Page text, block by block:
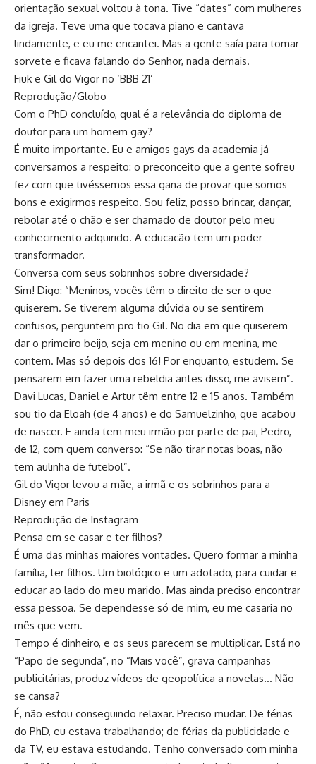
orientação sexual voltou à tona. Tive “dates” com mulheres
da igreja. Teve uma que tocava piano e cantava
lindamente, e eu me encantei. Mas a gente saía para tomar
sorvete e ficava falando do Senhor, nada demais.
Fiuk e Gil do Vigor no ‘BBB 21’
Reprodução/Globo
Com o PhD concluído, qual é a relevância do diploma de
doutor para um homem gay?
É muito importante. Eu e amigos gays da academia já
conversamos a respeito: o preconceito que a gente sofreu
fez com que tivéssemos essa gana de provar que somos
bons e exigirmos respeito. Sou feliz, posso brincar, dançar,
rebolar até o chão e ser chamado de doutor pelo meu
conhecimento adquirido. A educação tem um poder
transformador.
Conversa com seus sobrinhos sobre diversidade?
Sim! Digo: “Meninos, vocês têm o direito de ser o que
quiserem. Se tiverem alguma dúvida ou se sentirem
confusos, perguntem pro tio Gil. No dia em que quiserem
dar o primeiro beijo, seja em menino ou em menina, me
contem. Mas só depois dos 16! Por enquanto, estudem. Se
pensarem em fazer uma rebeldia antes disso, me avisem”.
Davi Lucas, Daniel e Artur têm entre 12 e 15 anos. Também
sou tio da Eloah (de 4 anos) e do Samuelzinho, que acabou
de nascer. E ainda tem meu irmão por parte de pai, Pedro,
de 12, com quem converso: “Se não tirar notas boas, não
tem aulinha de futebol”.
Gil do Vigor levou a mãe, a irmã e os sobrinhos para a
Disney em Paris
Reprodução de Instagram
Pensa em se casar e ter filhos?
É uma das minhas maiores vontades. Quero formar a minha
família, ter filhos. Um biológico e um adotado, para cuidar e
educar ao lado do meu marido. Mas ainda preciso encontrar
essa pessoa. Se dependesse só de mim, eu me casaria no
mês que vem.
Tempo é dinheiro, e os seus parecem se multiplicar. Está no
“Papo de segunda”, no “Mais você”, grava campanhas
publicitárias, produz vídeos de geopolítica a novelas… Não
se cansa?
É, não estou conseguindo relaxar. Preciso mudar. De férias
do PhD, eu estava trabalhando; de férias da publicidade e
da TV, eu estava estudando. Tenho conversado com minha